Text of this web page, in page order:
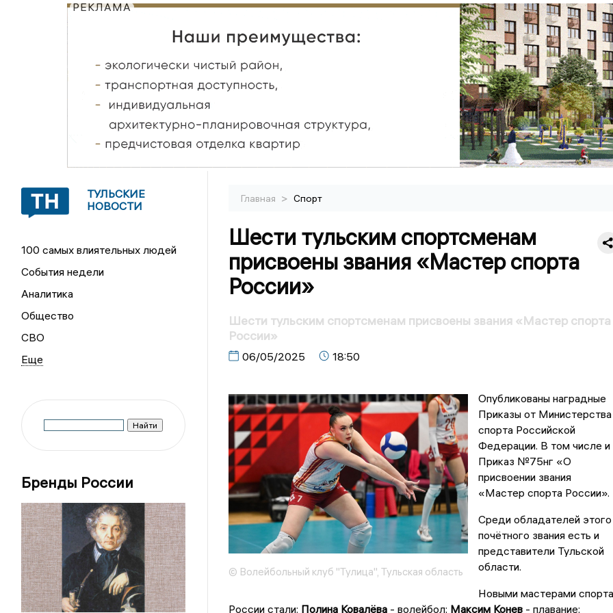
РЕКЛАМА
ТУЛЬСКИЕ
НОВОСТИ
100 самых влиятельных людей
События недели
Аналитика
Общество
СВО
Бренды России
Главная > Спорт
Шести тульским спортсменам
присвоены звания «Мастер спорта
России»
Шести тульским спортсменам присвоены звания «Мастер спорта
России»
06/05/2025 18:50
© Волейбольный клуб "Тулица", Тульская область
Опубликованы наградные
Приказы от Министерства
спорта Российской
Федерации. В том числе и
Приказ №75нг «О
присвоении звания
«Мастер спорта России».
Среди обладателей этого
почётного звания есть и
представители Тульской
области.
Новыми мастерами спорта
России стали: Полина Ковалёва- волейбол; Максим Конев- плавание;